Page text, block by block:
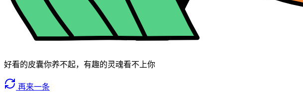
好看的皮囊你养不起，有趣的灵魂看不上你
再来一条